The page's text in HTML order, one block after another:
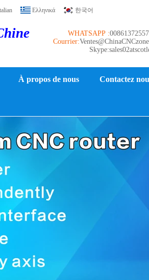
Ελληνικά 한국어
WHATSAPP :
Courrier:
À propos de nous Contactez